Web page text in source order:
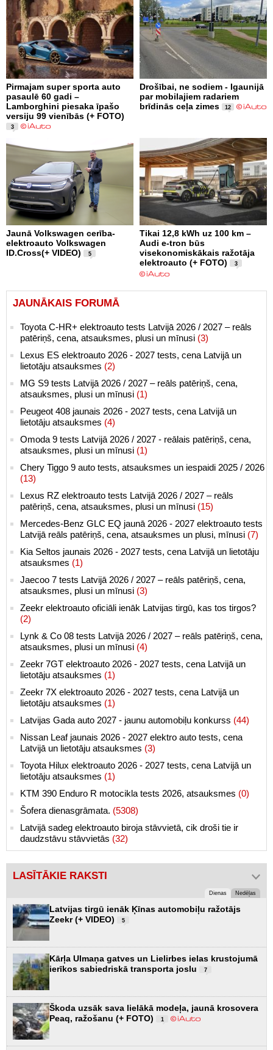
Pirmajam super sporta auto
pasaulē 60 gadi –
Lamborghini piesaka īpašo
versiju 99 vienībās (+ FOTO)
3
Drošībai, ne sodiem - Igaunijā
par mobilajiem radariem
brīdinās ceļa zimes
12
Jaunā Volkswagen cerība-
elektroauto Volkswagen
ID.Cross(+ VIDEO)
5
Tikai 12,8 kWh uz 100 km –
Audi e-tron būs
visekonomiskākais ražotāja
elektroauto (+ FOTO)
3
JAUNĀKAIS FORUMĀ
Toyota C-HR+ elektroauto tests Latvijā 2026 / 2027 – reāls
patēriņš, cena, atsauksmes, plusi un mīnusi (3)
Lexus ES elektroauto 2026 - 2027 tests, cena Latvijā un
lietotāju atsauksmes (2)
MG S9 tests Latvijā 2026 / 2027 – reāls patēriņš, cena,
atsauksmes, plusi un mīnusi (1)
Peugeot 408 jaunais 2026 - 2027 tests, cena Latvijā un
lietotāju atsauksmes (4)
Omoda 9 tests Latvijā 2026 / 2027 - reālais patēriņš, cena,
atsauksmes, plusi un mīnusi (1)
Chery Tiggo 9 auto tests, atsauksmes un iespaidi 2025 / 2026
(13)
Lexus RZ elektroauto tests Latvijā 2026 / 2027 – reāls
patēriņš, cena, atsauksmes, plusi un mīnusi (15)
Mercedes-Benz GLC EQ jaunā 2026 - 2027 elektroauto tests
Latvijā reāls patēriņš, cena, atsauksmes un plusi, mīnusi (7)
Kia Seltos jaunais 2026 - 2027 tests, cena Latvijā un lietotāju
atsauksmes (1)
Jaecoo 7 tests Latvijā 2026 / 2027 – reāls patēriņš, cena,
atsauksmes, plusi un mīnusi (3)
Zeekr elektroauto oficiāli ienāk Latvijas tirgū, kas tos tirgos?
(2)
Lynk & Co 08 tests Latvijā 2026 / 2027 – reāls patēriņš, cena,
atsauksmes, plusi un mīnusi (4)
Zeekr 7GT elektroauto 2026 - 2027 tests, cena Latvijā un
lietotāju atsauksmes (1)
Zeekr 7X elektroauto 2026 - 2027 tests, cena Latvijā un
lietotāju atsauksmes (1)
Latvijas Gada auto 2027 - jaunu automobiļu konkurss (44)
Nissan Leaf jaunais 2026 - 2027 elektro auto tests, cena
Latvijā un lietotāju atsauksmes (3)
Toyota Hilux elektroauto 2026 - 2027 tests, cena Latvijā un
lietotāju atsauksmes (1)
KTM 390 Enduro R motocikla tests 2026, atsauksmes (0)
Šofera dienasgrāmata. (5308)
Latvijā sadeg elektroauto biroja stāvvietā, cik droši tie ir
daudzstāvu stāvvietās (32)
LASĪTĀKIE RAKSTI
Dienas Nedēļas
Latvijas tirgū ienāk Ķīnas automobiļu ražotājs
Zeekr (+ VIDEO)
5
Kārļa Ulmaņa gatves un Lielirbes ielas krustojumā
ierīkos sabiedriskā transporta joslu
7
Škoda uzsāk sava lielākā modeļa, jaunā krosovera
Peaq, ražošanu (+ FOTO)
1